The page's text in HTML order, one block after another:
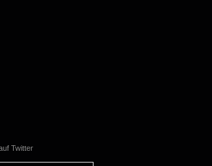
Twitter